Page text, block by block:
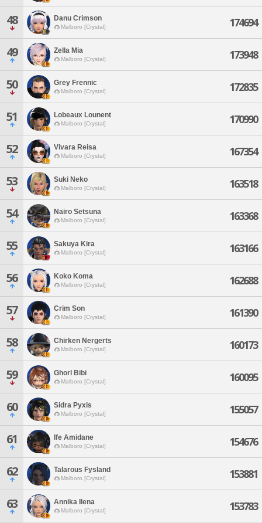
48 Danu Crimson
Malboro [Crystal] 174694
49 Zella Mia
Malboro [Crystal] 173948
50 Grey Frennic
Malboro [Crystal] 172835
51 Lobeaux Lounent
Malboro [Crystal] 170990
52 Vivara Reisa
Malboro [Crystal] 167354
53 Suki Neko
Malboro [Crystal] 163518
54 Nairo Setsuna
Malboro [Crystal] 163368
55 Sakuya Kira
Malboro [Crystal] 163166
56 Koko Koma
Malboro [Crystal] 162688
57 Crim Son
Malboro [Crystal] 161390
58 Chirken Nergerts
Malboro [Crystal] 160173
59 Ghorl Bibi
Malboro [Crystal] 160095
60 Sidra Pyxis
Malboro [Crystal] 155057
61 Ife Amidane
Malboro [Crystal] 154676
62 Talarous Fysland
Malboro [Crystal] 153881
63 Annika Ilena
Malboro [Crystal] 153783